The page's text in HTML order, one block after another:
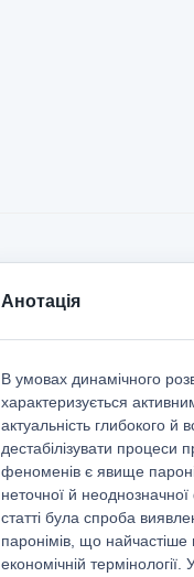
Анотація
В умовах динамічного
характеризується
актуальність глибокого
дестабілізувати процеси
феноменів є явище
неточної й
статті була спроба
паронімів, що найчастіше
економічній